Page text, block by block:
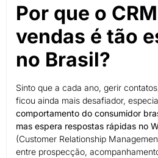
Por que o
vendas é tão
no Brasil?
Sinto que a cada ano, gerir
ficou ainda mais desafiador,
comportamento do consumidor
mas espera respostas rápidas no
(Customer Relationship
entre prospecção,